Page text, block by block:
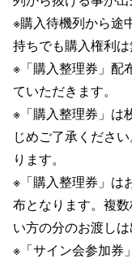
※購入待機列から途
持ちでも購入権利は
※「購入整理券」配
ていただきます。
※「購入整理券」は
じめご了承くださ
ります。
※「購入整理券」は
布となります。複
い方の分のお渡し
※「サイン会参加券